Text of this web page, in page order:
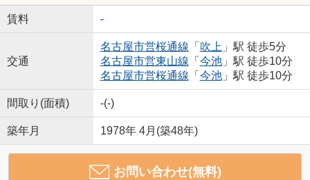
賃料 -
交通
名古屋市営桜通線 「 吹上 」駅 徒歩5分
名古屋市営東山線 「 今池」駅 徒歩10分
名古屋市営桜通線 「 今池」駅 徒歩10分
間取り(面積) -(-)
築年月 1978年 4月(築48年)
お問い合わせ(無料)